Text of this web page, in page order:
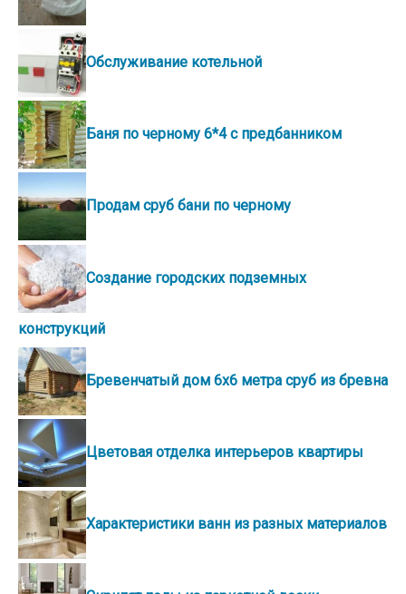
Обслуживание котельной
Баня по черному 6*4 с предбанником
Продам сруб бани по черному
Создание городских подземных
конструкций
Бревенчатый дом 6х6 метра сруб из бревна
Цветовая отделка интерьеров квартиры
Характеристики ванн из разных материалов